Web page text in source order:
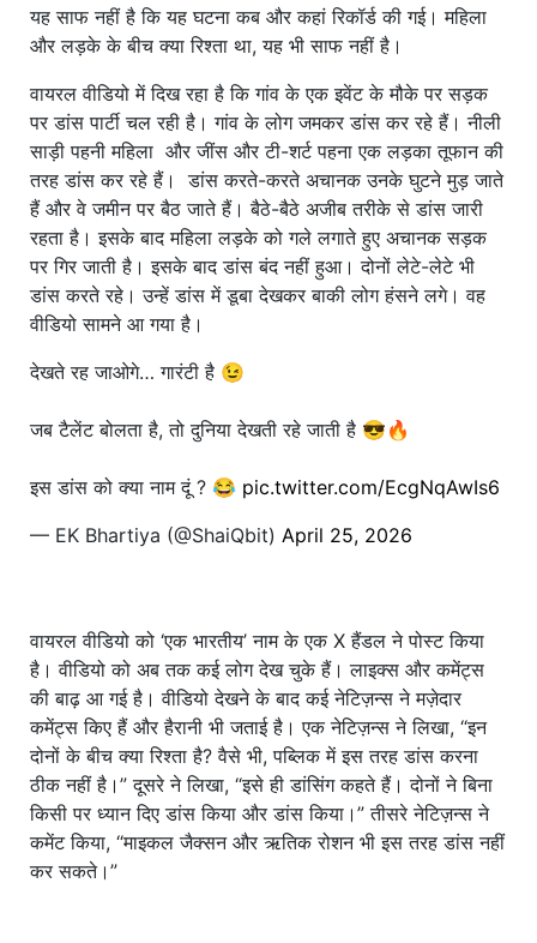
यह साफ नहीं है कि यह घटना कब और कहां रिकॉर्ड की गई। महिला
और लड़के के बीच क्या रिश्ता था, यह भी साफ नहीं है।
वायरल वीडियो में दिख रहा है कि गांव के एक इवेंट के मौके पर सड़क
पर डांस पार्टी चल रही है। गांव के लोग जमकर डांस कर रहे हैं। नीली
साड़ी पहनी महिला और जींस और टी-शर्ट पहना एक लड़का तूफान की
तरह डांस कर रहे हैं। डांस करते-करते अचानक उनके घुटने मुड़ जाते
हैं और वे जमीन पर बैठ जाते हैं। बैठे-बैठे अजीब तरीके से डांस जारी
रहता है। इसके बाद महिला लड़के को गले लगाते हुए अचानक सड़क
पर गिर जाती है। इसके बाद डांस बंद नहीं हुआ। दोनों लेटे-लेटे भी
डांस करते रहे। उन्हें डांस में डूबा देखकर बाकी लोग हंसने लगे। वह
वीडियो सामने आ गया है।
देखते रह जाओगे… गारंटी है 😉
जब टैलेंट बोलता है, तो दुनिया देखती रहे जाती है 😎🔥
इस डांस को क्या नाम दूं ? 😂 pic.twitter.com/EcgNqAwIs6
— EK Bhartiya (@ShaiQbit) April 25, 2026
वायरल वीडियो को ‘एक भारतीय’ नाम के एक X हैंडल ने पोस्ट किया
है। वीडियो को अब तक कई लोग देख चुके हैं। लाइक्स और कमेंट्स
की बाढ़ आ गई है। वीडियो देखने के बाद कई नेटिज़न्स ने मज़ेदार
कमेंट्स किए हैं और हैरानी भी जताई है। एक नेटिज़न्स ने लिखा, “इन
दोनों के बीच क्या रिश्ता है? वैसे भी, पब्लिक में इस तरह डांस करना
ठीक नहीं है।” दूसरे ने लिखा, “इसे ही डांसिंग कहते हैं। दोनों ने बिना
किसी पर ध्यान दिए डांस किया और डांस किया।” तीसरे नेटिज़न्स ने
कमेंट किया, “माइकल जैक्सन और ऋतिक रोशन भी इस तरह डांस नहीं
कर सकते।”